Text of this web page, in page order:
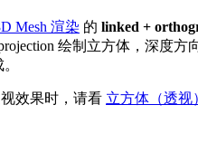
Mesh 渲染 的 linked +
绘制立方体，深度
效果时，请看 立方体（透视